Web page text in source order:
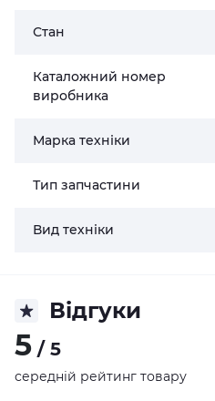
Стан
Каталожний номер
виробника
Марка техніки
Тип запчастини
Вид техніки
Відгуки
5 / 5
середній рейтинг товару